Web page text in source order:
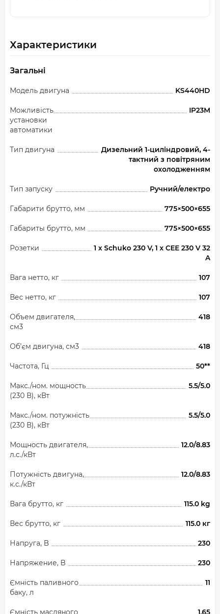
Характеристики
Загальні
Модель двигуна KS440HD
Можливість
установки
автоматики
IP23M
Тип двигуна
Дизельний 1-циліндровий, 4-
тактний з повітряним
охолодженням
Тип запуску Ручний/електро
Габарити брутто, мм 775×500×655
Габариты брутто, мм 775×500×655
Розетки
1 x Schuko 230 V, 1 x CEE 230 V 32
A
Вага нетто, кг 107
Вес нетто, кг 107
Объем двигателя,
см3
418
Об’єм двигуна, см3 418
Частота, Гц 50**
Макс./ном. мощность
(230 В), кВт
5.5/5.0
Макс./ном. потужність
(230 В), кВт
5.5/5.0
Мощность двигателя,
л.с./кВт
12.0/8.83
Потужність двигуна,
к.с./кВт
12.0/8.83
Вага брутто, кг 115.0 kg
Вес брутто, кг 115.0 кг
Напруга, B 230
Напряжение, B 230
Ємність паливного
баку, л
11
Ємність масляного 1.65